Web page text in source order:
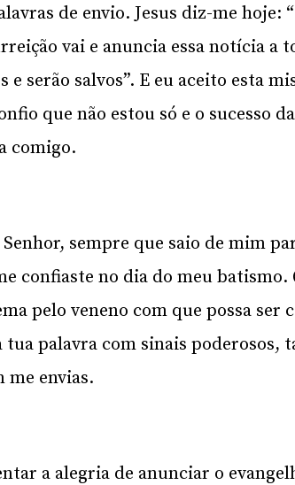
de envio. Jesus diz-me hoje:
vai e anuncia essa notícia a
serão salvos”. E eu aceito esta
que não estou só e o sucesso
comigo.
sempre que saio de mim
confiaste no dia do meu batismo.
pelo veneno com que possa ser
tua palavra com sinais poderosos,
me envias.
a alegria de anunciar o